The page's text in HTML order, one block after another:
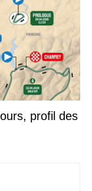
profil des